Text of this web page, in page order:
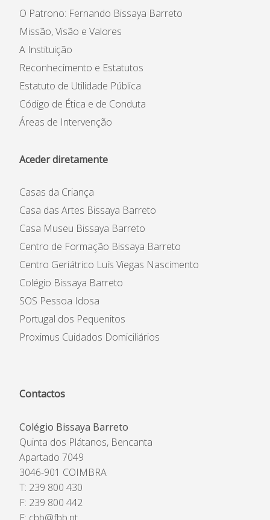
O Patrono: Fernando Bissaya Barreto
Missão, Visão e Valores
A Instituição
Reconhecimento e Estatutos
Estatuto de Utilidade Pública
Código de Ética e de Conduta
Áreas de Intervenção
Aceder diretamente
Casas da Criança
Casa das Artes Bissaya Barreto
Casa Museu Bissaya Barreto
Centro de Formação Bissaya Barreto
Centro Geriátrico Luís Viegas Nascimento
Colégio Bissaya Barreto
SOS Pessoa Idosa
Portugal dos Pequenitos
Proximus Cuidados Domiciliários
Contactos
Colégio Bissaya Barreto
Quinta dos Plátanos, Bencanta
Apartado 7049
3046-901 COIMBRA
T: 239 800 430
F: 239 800 442